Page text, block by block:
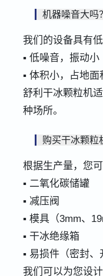
机器噪音大吗
我们的设备具有低
▪ 低噪音，振动小
▪ 体积小，占地面
舒利干冰颗粒机
种场所。
购买干冰颗粒
根据生产量，您可
▪ 二氧化碳储罐
▪ 减压阀
▪ 模具（3mm、
▪ 干冰绝缘箱
▪ 易损件（密封、
我们可以为您设